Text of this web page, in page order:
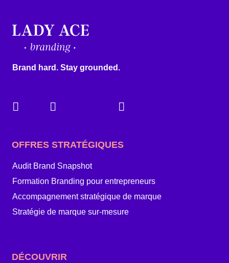
Brand hard. Stay grounded.
OFFRES STRATÉGIQUES
Audit Brand Snapshot
Formation Branding pour entrepreneurs
Accompagnement stratégique de marque
Stratégie de marque sur-mesure
DÉCOUVRIR